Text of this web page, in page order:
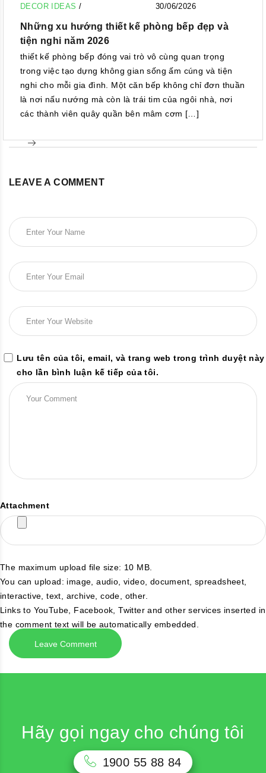
DECOR IDEAS / 30/06/2026
Những xu hướng thiết kế phòng bếp đẹp và
tiện nghi năm 2026
thiết kế phòng bếp đóng vai trò vô cùng quan trọng
trong việc tạo dựng không gian sống ấm cúng và tiện
nghi cho mỗi gia đình. Một căn bếp không chỉ đơn thuần
là nơi nấu nướng mà còn là trái tim của ngôi nhà, nơi
các thành viên quây quần bên mâm cơm […]
LEAVE A COMMENT
Lưu tên của tôi, email, và trang web trong trình duyệt này
cho lần bình luận kế tiếp của tôi.
Attachment
The maximum upload file size: 10 MB.
You can upload: image,audio,video, document, spreadsheet,
interactive,text, archive,code, other.
Links to YouTube, Facebook, Twitter and other services inserted in
the comment text will be automatically embedded.
Hãy gọi ngay cho chúng tôi
1900 55 88 84